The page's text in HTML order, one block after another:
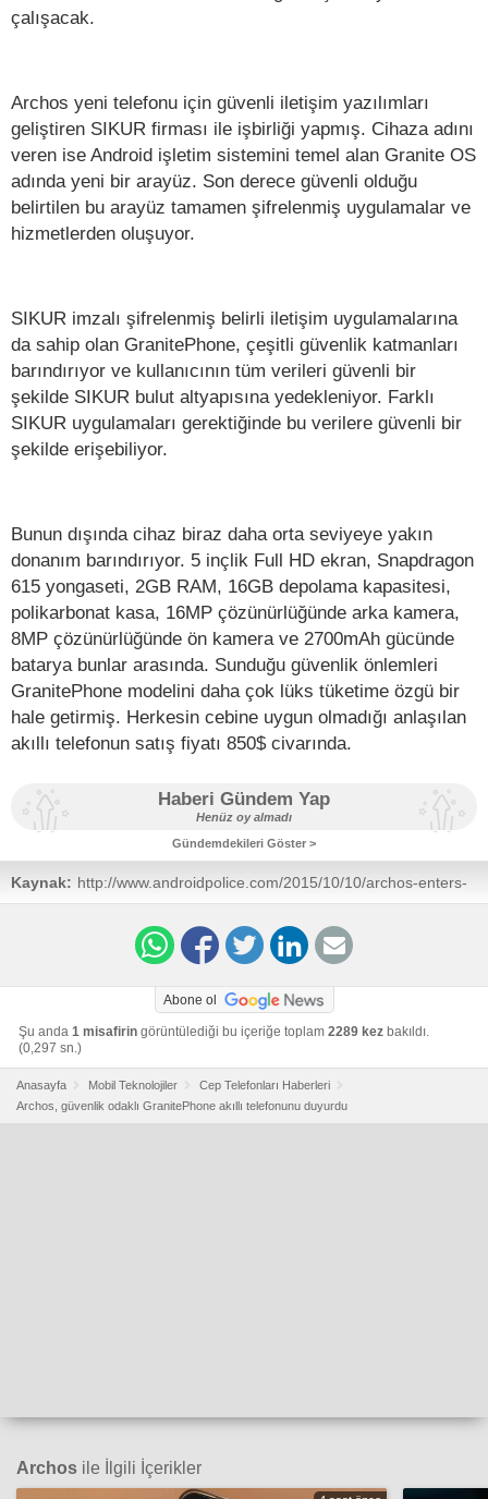
çalışacak.
Archos yeni telefonu için güvenli iletişim yazılımları
geliştiren SIKUR firması ile işbirliği yapmış. Cihaza adını
veren ise Android işletim sistemini temel alan Granite OS
adında yeni bir arayüz. Son derece güvenli olduğu
belirtilen bu arayüz tamamen şifrelenmiş uygulamalar ve
hizmetlerden oluşuyor.
SIKUR imzalı şifrelenmiş belirli iletişim uygulamalarına
da sahip olan GranitePhone, çeşitli güvenlik katmanları
barındırıyor ve kullanıcının tüm verileri güvenli bir
şekilde SIKUR bulut altyapısına yedekleniyor. Farklı
SIKUR uygulamaları gerektiğinde bu verilere güvenli bir
şekilde erişebiliyor.
Bunun dışında cihaz biraz daha orta seviyeye yakın
donanım barındırıyor. 5 inçlik Full HD ekran, Snapdragon
615 yongaseti, 2GB RAM, 16GB depolama kapasitesi,
polikarbonat kasa, 16MP çözünürlüğünde arka kamera,
8MP çözünürlüğünde ön kamera ve 2700mAh gücünde
batarya bunlar arasında. Sunduğu güvenlik önlemleri
GranitePhone modelini daha çok lüks tüketime özgü bir
hale getirmiş. Herkesin cebine uygun olmadığı anlaşılan
akıllı telefonun satış fiyatı 850$ civarında.
Haberi Gündem Yap
Henüz oy almadı
Gündemdekileri Göster >
Kaynak: http://www.androidpolice.com/2015/10/10/archos-enters-
the-niche-secure-phone-market-with-the-850-
granitephone/
Abone ol
Şu anda 1 misafirin görüntülediği bu içeriğe toplam 2289 kez bakıldı.
(0,297 sn.)
Anasayfa Mobil Teknolojiler
Cep Telefonları Haberleri
Archos, güvenlik odaklı GranitePhone akıllı telefonunu duyurdu
Archos ile İlgili İçerikler